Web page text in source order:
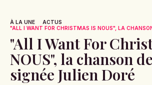
À LA UNE
ACTUS
"ALL I WANT FOR CHRISTMAS IS NOUS", LA CHANSON
"All I Want For
NOUS", la chanson
signée Julien Doré